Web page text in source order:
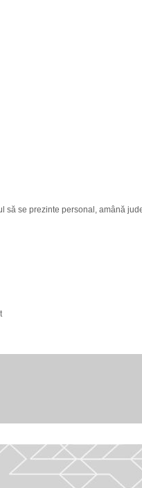
să se prezinte personal, amână